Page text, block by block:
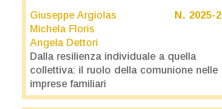
N. 2025-2
Giuseppe Argiolas
Michela Floris
Angela Dettori
Dalla resilienza individuale a quella
collettiva: il ruolo della comunione nelle
imprese familiari